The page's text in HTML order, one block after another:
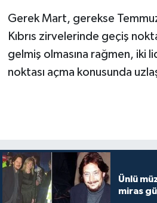
Gerek Mart, gerekse
Kıbrıs zirvelerinde geçiş
gelmiş olmasına rağmen, iki
noktası açma konusunda
Ünlü
miras